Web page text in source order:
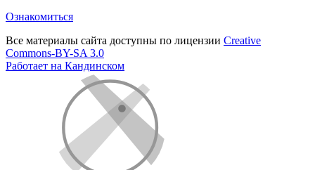
Ознакомиться
Все материалы сайта доступны по лицензии Creative
Commons-BY-SA 3.0
Работает на Кандинском